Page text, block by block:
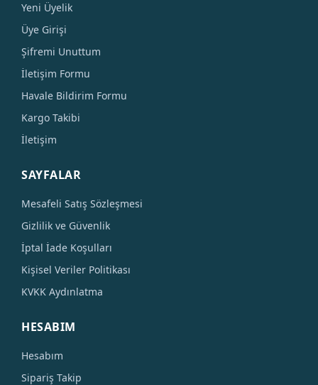
Yeni Üyelik
Üye Girişi
Şifremi Unuttum
İletişim Formu
Havale Bildirim Formu
Kargo Takibi
İletişim
SAYFALAR
Mesafeli Satış Sözleşmesi
Gizlilik ve Güvenlik
İptal İade Koşulları
Kişisel Veriler Politikası
KVKK Aydınlatma
HESABIM
Hesabım
Sipariş Takip